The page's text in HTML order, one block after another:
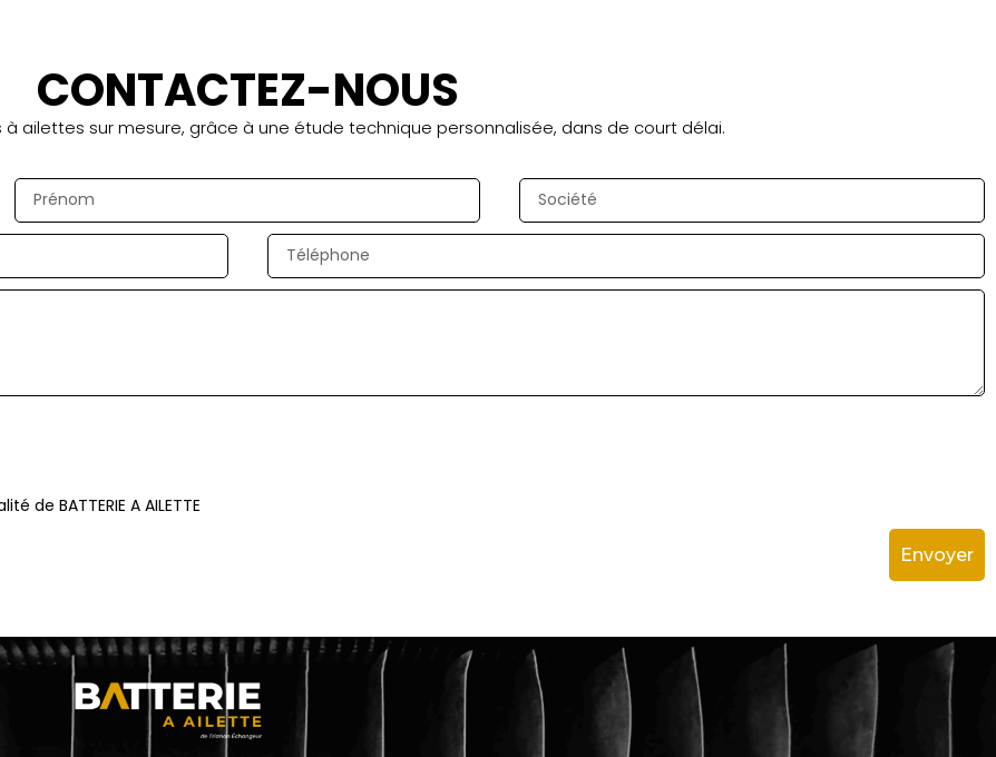
CONTACTEZ-NOUS
ailettes sur mesure, grâce à une étude technique personnalisée, dans de court délai.
BATTERIE A AILETTE
Envoyer